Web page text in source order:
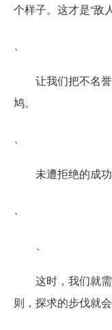
个样子。这才是“敌
让我们把不名
鸠。
未遭拒绝的成
这时，我们就
则，探求的步伐就